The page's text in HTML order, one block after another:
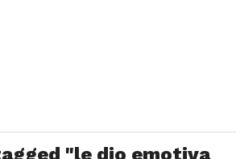
"le dio emotiva